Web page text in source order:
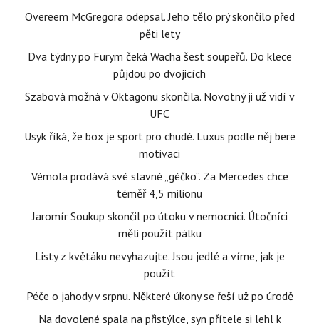
Overeem McGregora odepsal. Jeho tělo prý skončilo před
pěti lety
Dva týdny po Furym čeká Wacha šest soupeřů. Do klece
půjdou po dvojicích
Szabová možná v Oktagonu skončila. Novotný ji už vidí v
UFC
Usyk říká, že box je sport pro chudé. Luxus podle něj bere
motivaci
Vémola prodává své slavné „géčko“. Za Mercedes chce
téměř 4,5 milionu
Jaromír Soukup skončil po útoku v nemocnici. Útočníci
měli použít pálku
Listy z květáku nevyhazujte. Jsou jedlé a víme, jak je
použít
Péče o jahody v srpnu. Některé úkony se řeší už po úrodě
Na dovolené spala na přistýlce, syn přítele si lehl k